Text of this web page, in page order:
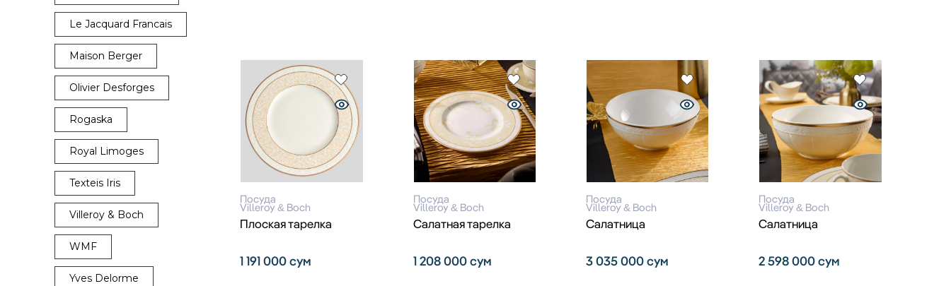
Le Jacquard Francais
Maison Berger
Olivier Desforges
Rogaska
Royal Limoges
Texteis Iris
Villeroy & Boch
WMF
Yves Delorme
Посуда
Villeroy & Boch
Плоская тарелка
1 191 000сум
Посуда
Villeroy & Boch
Салатная тарелка
1 208 000сум
Посуда
Villeroy & Boch
Салатница
3 035 000сум
Посуда
Villeroy & Boch
Салатница
2 598 000сум